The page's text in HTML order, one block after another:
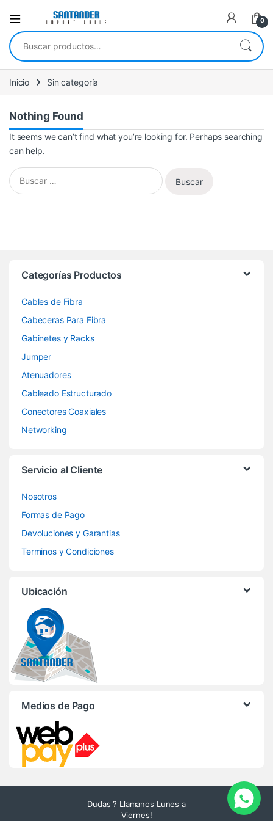
0
Buscar por:
Inicio Sin categoría
Nothing Found
It seems we can’t find what you’re looking for. Perhaps searching
can help.
Buscar:
Categorías Productos
Cables de Fibra
Cabeceras Para Fibra
Gabinetes y Racks
Jumper
Atenuadores
Cableado Estructurado
Conectores Coaxiales
Networking
Servicio al Cliente
Nosotros
Formas de Pago
Devoluciones y Garantias
Terminos y Condiciones
Ubicación
Medios de Pago
Dudas ? Llamanos Lunes a
Viernes!